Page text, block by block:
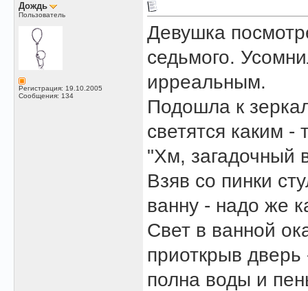
Дождь
Пользователь
Регистрация: 19.10.2005
Сообщения: 134
Девушка
седьмого.
ирреальным.
Подошла к
светятся каким -
"Хм, загадочный
Взяв со пинки
ванну - надо же
Свет в ванной
приоткрыв
полна воды и